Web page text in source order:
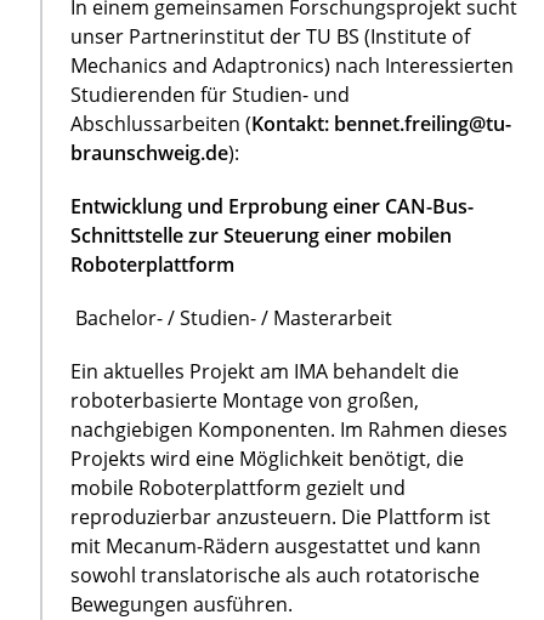
In einem gemeinsamen Forschungsprojekt sucht
unser Partnerinstitut der TU BS (Institute of
Mechanics and Adaptronics) nach Interessierten
Studierenden für Studien- und
Abschlussarbeiten (Kontakt: bennet.freiling@tu-
braunschweig.de):
Entwicklung und Erprobung einer CAN-Bus-
Schnittstelle zur Steuerung einer mobilen
Roboterplattform
Bachelor- / Studien- / Masterarbeit
Ein aktuelles Projekt am IMA behandelt die
roboterbasierte Montage von großen,
nachgiebigen Komponenten. Im Rahmen dieses
Projekts wird eine Möglichkeit benötigt, die
mobile Roboterplattform gezielt und
reproduzierbar anzusteuern. Die Plattform ist
mit Mecanum-Rädern ausgestattet und kann
sowohl translatorische als auch rotatorische
Bewegungen ausführen.